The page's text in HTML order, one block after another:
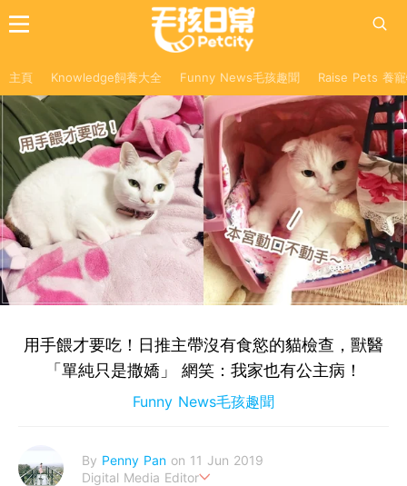
主頁 Knowledge飼養大全 Funny News毛孩趣聞 Raise Pets 養
用手餵才要吃！日推主帶沒有食慾的貓檢查，獸醫
「單純只是撒嬌」 網笑：我家也有公主病！
Funny News毛孩趣聞
By Penny Pan on 11 Jun 2019
Digital Media Editor